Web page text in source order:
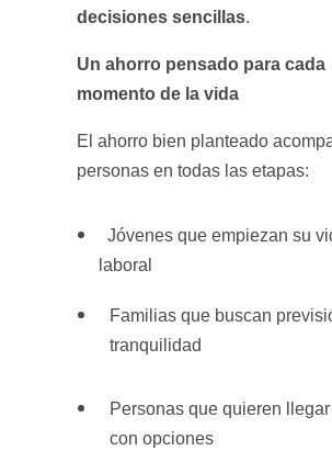
decisiones sencillas.
Un ahorro pensado para cada
momento de la vida
El ahorro bien planteado
personas en todas las etapas:
Jóvenes que empiezan su
laboral
Familias que buscan
tranquilidad
Personas que quieren
con opciones